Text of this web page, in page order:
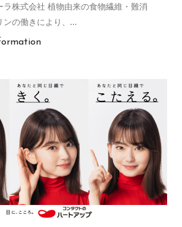
ラ株式会社 植物由来の食物繊維・難消
の働きにより、 …